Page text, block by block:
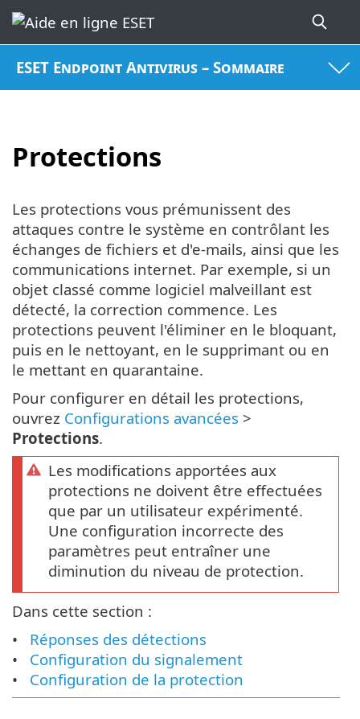
ESET Endpoint Antivirus – Sommaire
Protections
Les protections vous prémunissent des
attaques contre le système en contrôlant les
échanges de fichiers et d'e-mails, ainsi que les
communications internet. Par exemple, si un
objet classé comme logiciel malveillant est
détecté, la correction commence. Les
protections peuvent l'éliminer en le bloquant,
puis en le nettoyant, en le supprimant ou en
le mettant en quarantaine.
Pour configurer en détail les protections,
ouvrez Configurations avancées >
Protections.
Les modifications apportées aux
protections ne doivent être effectuées
que par un utilisateur expérimenté.
Une configuration incorrecte des
paramètres peut entraîner une
diminution du niveau de protection.
Dans cette section :
Réponses des détections
Configuration du signalement
Configuration de la protection